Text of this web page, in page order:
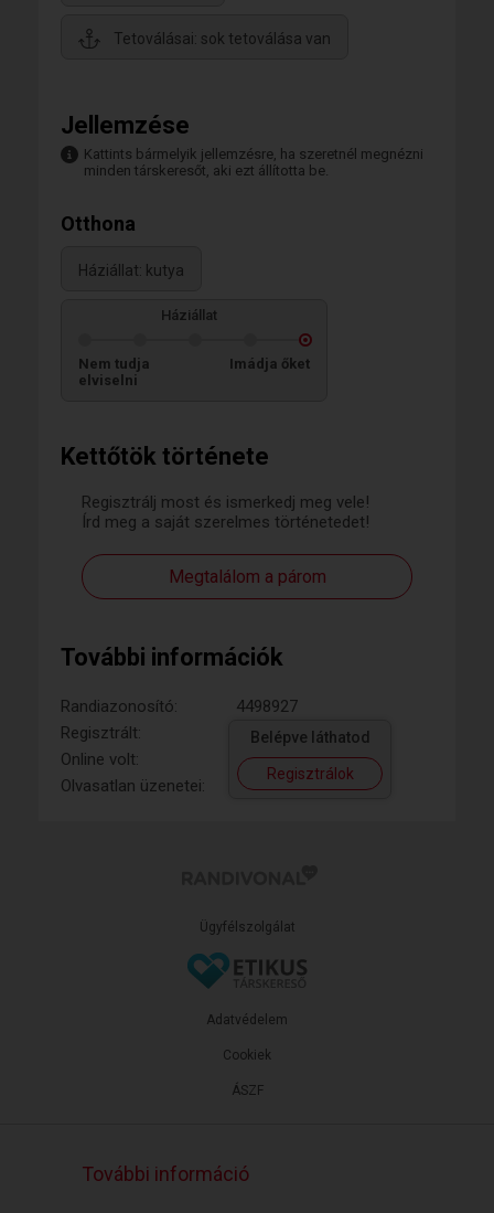
Kettőtök története
Regisztrálj most és ismerkedj meg vele!
Írd meg a saját szerelmes történetedet!
Megtalálom a párom
További információk
Randiazonosító:
4498927
Regisztrált:
Online volt:
Olvasatlan üzenetei:
Belépve láthatod
Regisztrálok
Tetoválásai: sok tetoválása van
Jellemzése
Kattints bármelyik jellemzésre, ha szeretnél megnézni
minden társkeresőt, aki ezt állította be.
Otthona
Háziállat: kutya
Háziállat
Nem tudja
elviselni
Imádja őket
Ügyfélszolgálat
ÁSZF
Adatvédelem
Cookiek
További információ